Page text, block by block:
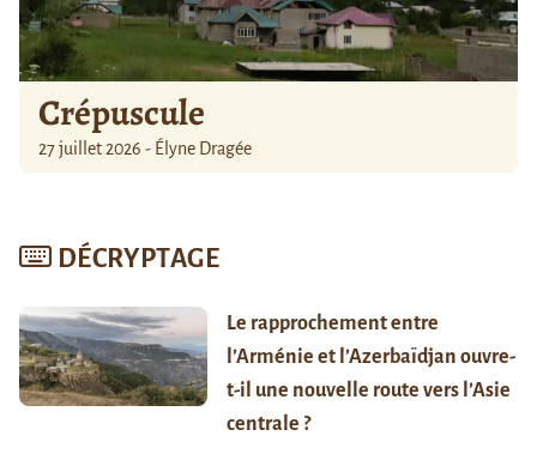
Crépuscule
27 juillet 2026 - Élyne Dragée
DÉCRYPTAGE
Le rapprochement entre
l’Arménie et l’Azerbaïdjan ouvre-
t-il une nouvelle route vers l’Asie
centrale ?